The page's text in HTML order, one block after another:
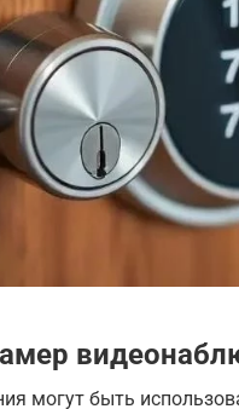
могут быть